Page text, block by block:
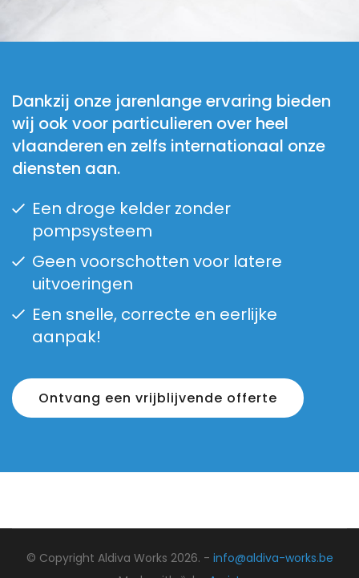
Dankzij onze jarenlange ervaring bieden
wij ook voor particulieren over heel
vlaanderen en zelfs internationaal onze
diensten aan.
Een droge kelder zonder
pompsysteem
Geen voorschotten voor latere
uitvoeringen
Een snelle, correcte en eerlijke
aanpak!
Ontvang een vrijblijvende offerte
© Copyright Aldiva Works 2026. - info@aldiva-works.be